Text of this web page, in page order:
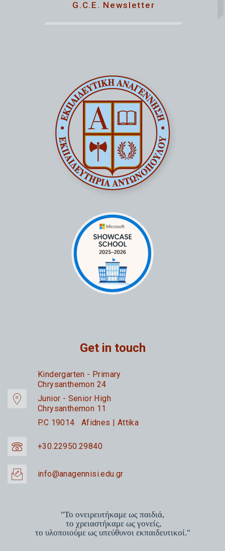
G.C.E. Newsletter
Get in touch
Kindergarten - Primary
Chrysanthemon 24
Junior - Senior High
Chrysanthemon 11
P.C 19014 Afidnes | Attika
+30.22950.29840
info@anagennisi.edu.gr
"Το ονειρευτήκαμε ως παιδιά,
το χρειαστήκαμε ως γονείς,
το υλοποιούμε ως υπεύθυνοι εκπαιδευτικοί."